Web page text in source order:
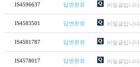
IS4596637 답변완료 비밀글입니다
IS4583501 답변완료 비밀글입니다
IS4581787 답변완료 비밀글입니다
IS4578017 답변완료 비밀글입니다